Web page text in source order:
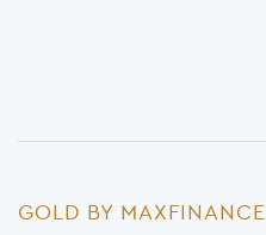
GOLD BY MAXFINANCE